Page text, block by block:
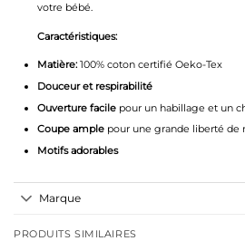
votre bébé.
Caractéristiques:
Matière:100% coton certifié Oeko-Tex
Douceur et respirabilité
Ouverture facilepour un habillage et un
Coupe amplepour une grande liberté de
Motifs adorables
Marque
PRODUITS SIMILAIRES